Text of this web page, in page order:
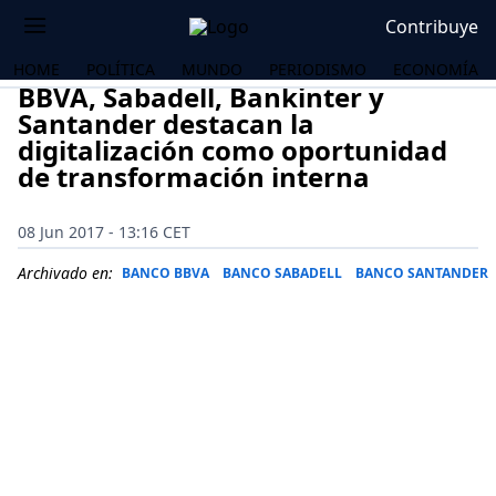
Contribuye
HOME POLÍTICA MUNDO PERIODISMO ECONOMÍA
BBVA, Sabadell, Bankinter y
Santander destacan la
digitalización como oportunidad
de transformación interna
08 Jun 2017 - 13:16 CET
Archivado en: BANCO BBVA BANCO SABADELL BANCO SANTANDER